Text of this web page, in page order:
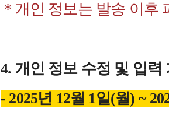
* 개인 정보는 발송 이후
4. 개인 정보 수정 및 입력
- 2025년 12월 1일(월) ~